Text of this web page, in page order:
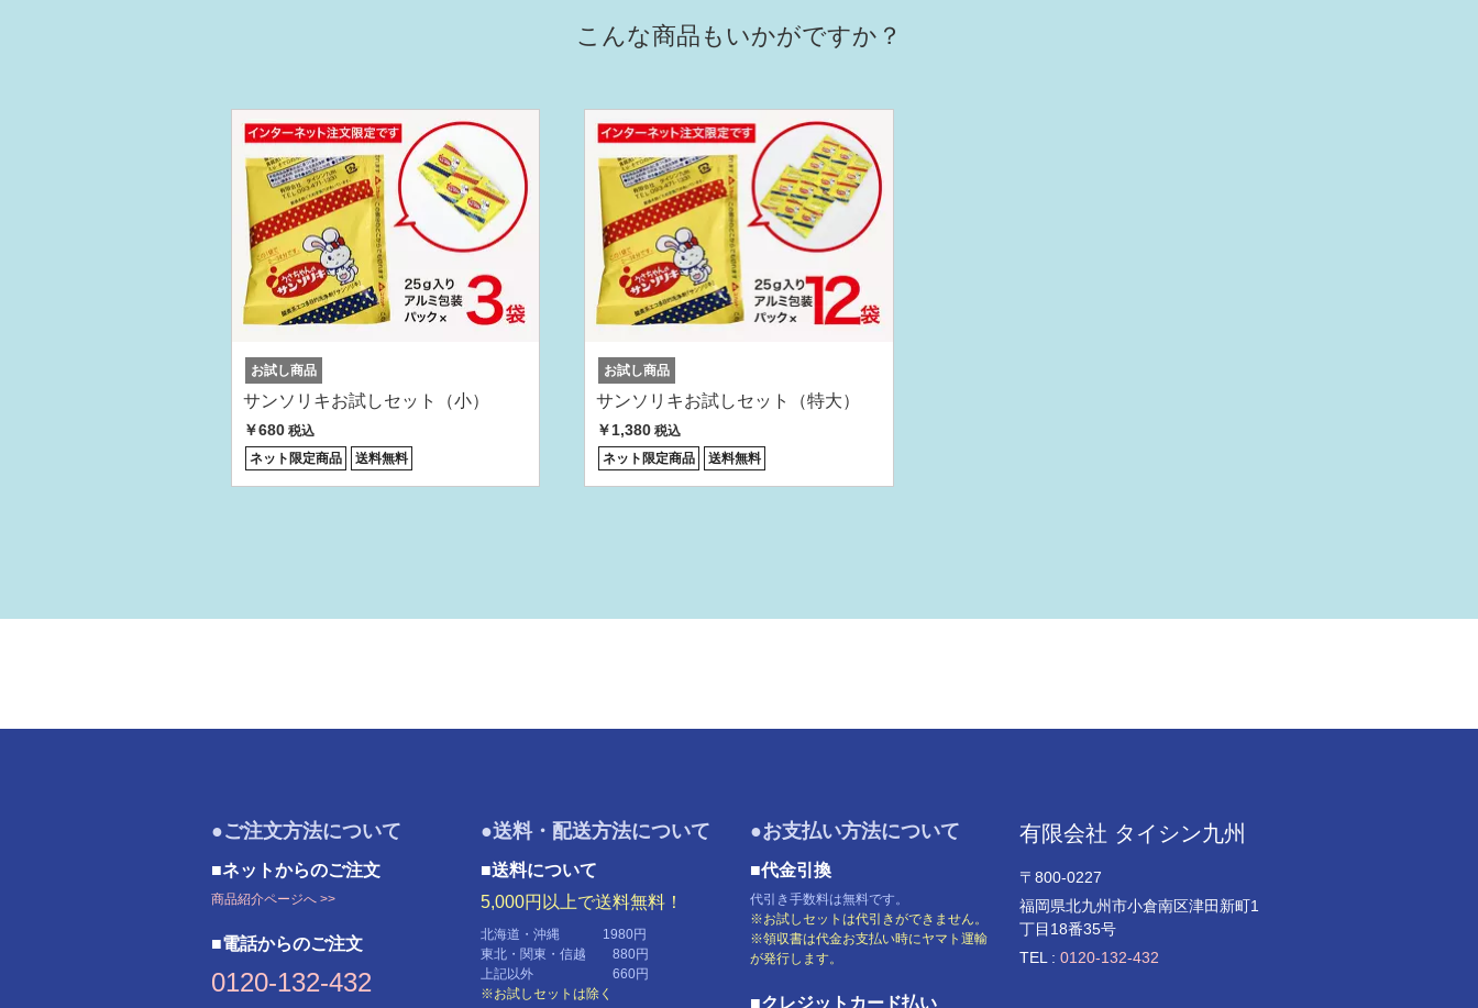
こんな商品もいかがですか？
お試し商品
サンソリキお試しセット（小）
￥680 税込
ネット限定商品
送料無料
お試し商品
サンソリキお試しセット（特大）
￥1,380 税込
ネット限定商品
送料無料
●ご注文方法について
■ネットからのご注文
商品紹介ページへ >>
■電話からのご注文
0120-132-432
●送料・配送方法について
■送料について
5,000円以上で送料無料！
北海道・沖縄 1980円
東北・関東・信越 880円
上記以外 660円
※お試しセットは除く
●お支払い方法について
■代金引換
代引き手数料は無料です。
※お試しセットは代引きができません。
※領収書は代金お支払い時にヤマト運輸
が発行します。
■クレジットカード払い
有限会社 タイシン九州
〒800-0227
福岡県北九州市小倉南区津田新町1
丁目18番35号
TEL : 0120-132-432